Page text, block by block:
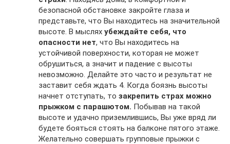
безопасной обстановке закройте глаза и
представьте, что Вы находитесь на значительной
высоте. В мыслях убеждайте себя, что
опасности нет, что Вы находитесь на
устойчивой поверхности, которая не может
обрушиться, а значит и падение с высоты
невозможно. Делайте это часто и результат не
заставит себя ждать 4. Когда боязнь высоты
начнет отступать, то закрепить страх можно
прыжком с парашютом. Побывав на такой
высоте и удачно приземлившись, Вы уже вряд ли
будете бояться стоять на балконе пятого этаже.
Желательно совершать групповые прыжки с